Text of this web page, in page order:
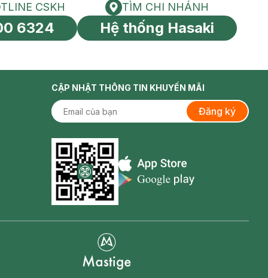
toàn cầu
HOTLINE CSKH
CSKH
6324
Tìm chi nhánh
TÌM CHI NHÁNH
Hệ thống Hasaki
CẬP NHẬT THÔNG TIN KHUYẾN MÃI
Đăng ký
Appstore icon